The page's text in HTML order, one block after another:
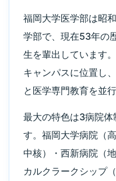
福岡大学医学部は昭
学部で、現在53年の
生を輩出しています
キャンパスに位置し
と医学専門教育を並
最大の特色は3病院
す。福岡大学病院（
中核）・西新病院（
カルクラークシップ